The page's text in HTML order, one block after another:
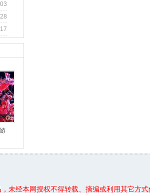
未经本网授权不得转载、摘编或利用其它方